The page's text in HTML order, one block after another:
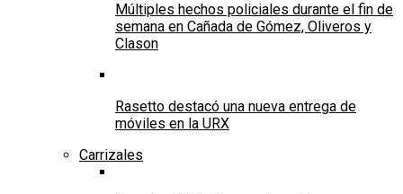
Múltiples hechos policiales durante el fin de
semana en Cañada de Gómez, Oliveros y
Clason
Rasetto destacó una nueva entrega de
móviles en la URX
Carrizales